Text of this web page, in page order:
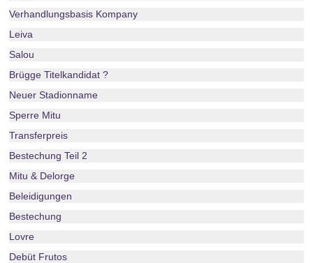
Verhandlungsbasis Kompany
Leiva
Salou
Brügge Titelkandidat ?
Neuer Stadionname
Sperre Mitu
Transferpreis
Bestechung Teil 2
Mitu & Delorge
Beleidigungen
Bestechung
Lovre
Debüt Frutos